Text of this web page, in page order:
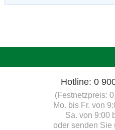
Hotline: 0
(Festnetzpreis:
Mo. bis Fr. von
Sa. von 9:00
oder senden Sie